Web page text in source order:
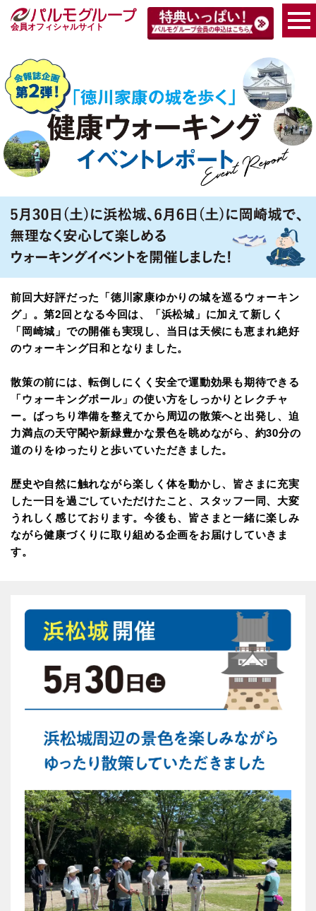
会員オフィシャルサイト
前回大好評だった「徳川家康ゆかりの城を巡るウォーキン
グ」。第2回となる今回は、「浜松城」に加えて新しく
「岡崎城」での開催も実現し、当日は天候にも恵まれ絶好
のウォーキング日和となりました。
散策の前には、転倒しにくく安全で運動効果も期待できる
「ウォーキングポール」の使い方をしっかりとレクチャ
ー。ばっちり準備を整えてから周辺の散策へと出発し、迫
力満点の天守閣や新緑豊かな景色を眺めながら、約30分の
道のりをゆったりと歩いていただきました。
歴史や自然に触れながら楽しく体を動かし、皆さまに充実
した一日を過ごしていただけたこと、スタッフ一同、大変
うれしく感じております。今後も、皆さまと一緒に楽しみ
ながら健康づくりに取り組める企画をお届けしていきま
す。